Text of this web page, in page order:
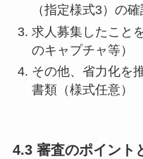
（指定様式3）の
求人募集したこと
のキャプチャ等）
その他、省力化を
書類（様式任意）
4.3 審査のポイント